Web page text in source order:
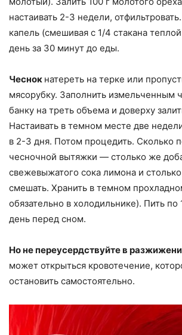
настаивать 2-3 недели,
капель (смешивая с 1/4 стакана
день за 30 минут до еды.
Чеснок натереть на терке или
мясорубку. Заполнить измельченным
банку на треть объема и доверху
Настаивать в темном месте две
в 2-3 дня. Потом процедить. Сколько
чесночной вытяжки — столько же
свежевыжатого сока лимона и
смешать. Хранить в темном
обязательно в холодильнике). Пить по
день перед сном.
Но не переусердствуйте в
может открыться кровотечение,
остановить самостоятельно.